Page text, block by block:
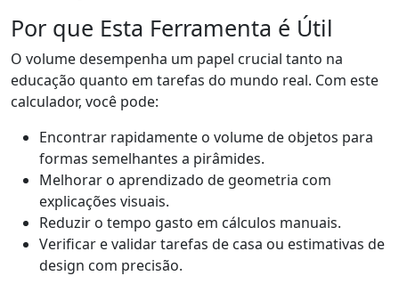
Por que Esta Ferramenta é Útil
O volume desempenha um papel crucial tanto na
educação quanto em tarefas do mundo real. Com este
calculador, você pode:
Encontrar rapidamente o volume de objetos para
formas semelhantes a pirâmides.
Melhorar o aprendizado de geometria com
explicações visuais.
Reduzir o tempo gasto em cálculos manuais.
Verificar e validar tarefas de casa ou estimativas de
design com precisão.